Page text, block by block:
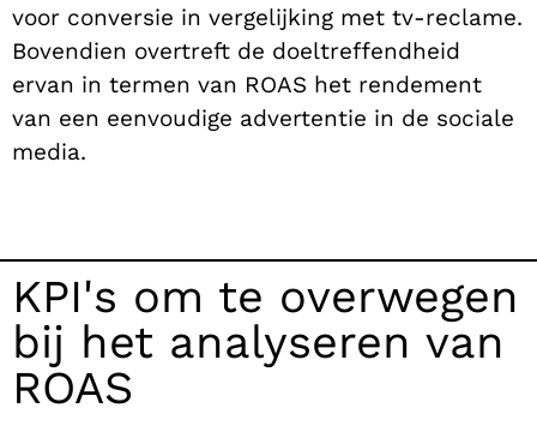
voor conversie in vergelijking met tv-reclame.
Bovendien overtreft de doeltreffendheid
ervan in termen van ROAS het rendement
van een eenvoudige advertentie in de sociale
media.
KPI's om te overwegen
bij het analyseren van
ROAS